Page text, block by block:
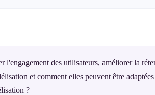
des utilisateurs, améliorer la
et comment elles peuvent être
?